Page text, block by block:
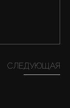
СЛЕДУЮЩАЯ